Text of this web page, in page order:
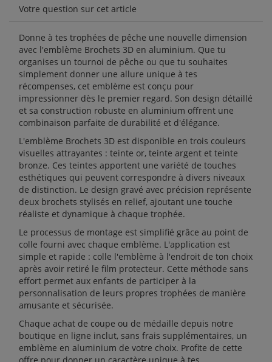
Votre question sur cet article
Donne à tes trophées de pêche une nouvelle dimension
avec l'emblème Brochets 3D en aluminium. Que tu
organises un tournoi de pêche ou que tu souhaites
simplement donner une allure unique à tes
récompenses, cet emblème est conçu pour
impressionner dès le premier regard. Son design détaillé
et sa construction robuste en aluminium offrent une
combinaison parfaite de durabilité et d'élégance.
L'emblème Brochets 3D est disponible en trois couleurs
visuelles attrayantes : teinte or, teinte argent et teinte
bronze. Ces teintes apportent une variété de touches
esthétiques qui peuvent correspondre à divers niveaux
de distinction. Le design gravé avec précision représente
deux brochets stylisés en relief, ajoutant une touche
réaliste et dynamique à chaque trophée.
Le processus de montage est simplifié grâce au point de
colle fourni avec chaque emblème. L'application est
simple et rapide : colle l'emblème à l'endroit de ton choix
après avoir retiré le film protecteur. Cette méthode sans
effort permet aux enfants de participer à la
personnalisation de leurs propres trophées de manière
amusante et sécurisée.
Chaque achat de coupe ou de médaille depuis notre
boutique en ligne inclut, sans frais supplémentaires, un
emblème en aluminium de votre choix. Profite de cette